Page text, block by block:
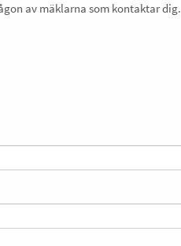
av mäklarna som kontaktar dig.